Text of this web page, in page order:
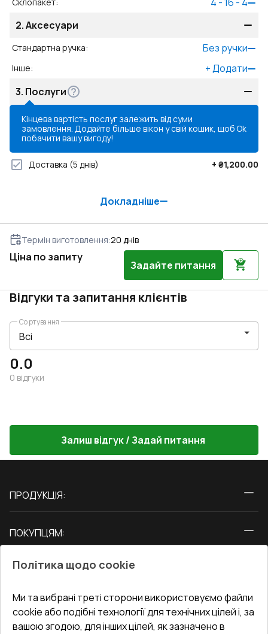
2.Аксесуари
Стандартна ручка: Без ручки
Інше: +Додати
3. Послуги
Кінцева вартість послуг залежить від суми
замовлення. Додайте більше вікон у свій кошик, щоб
побачити вашу вигоду!
Ok
Доставка (5 днів) + ₴1,200.00
Докладніше
Термін виготовлення:20 днів
Ціна по запиту
Задайте питання
Відгуки та запитання клієнтів
0.0
0 відгуки
Сортування
Залиш відгук / Задай питання
ПРОДУКЦІЯ:
Двері
ПОКУПЦЯМ:
Блог
Адреса гіпермаркета
СЕРВІС ТА ОБЛУГОВУВАННЯ:
Доставка і Оплата
Гарантія та Сервіс
КОНТАКТИ
Офіс:Україна, м. Вінниця, вул. Келецька 60 кв. 61
Політика щодо cookie
Ми та вибрані треті сторони використовуємо файли
cookie або подібні технології для технічних цілей і, за
вашою згодою, для інших цілей, як зазначено в